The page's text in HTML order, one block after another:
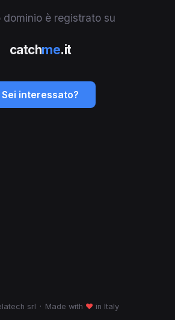
dominio è registrato su
catchme.it
Sei interessato?
srl · Made with ♥ in Italy